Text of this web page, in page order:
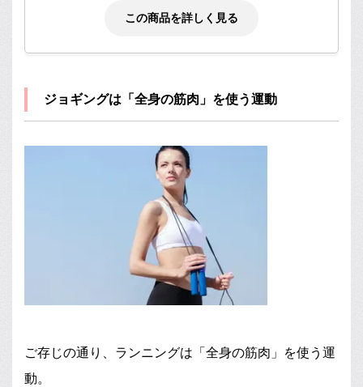
この商品を詳しく見る
ジョギングは「全身の筋肉」を使う運動
ご存じの通り、ランニングは「全身の筋肉」を使う運
動。